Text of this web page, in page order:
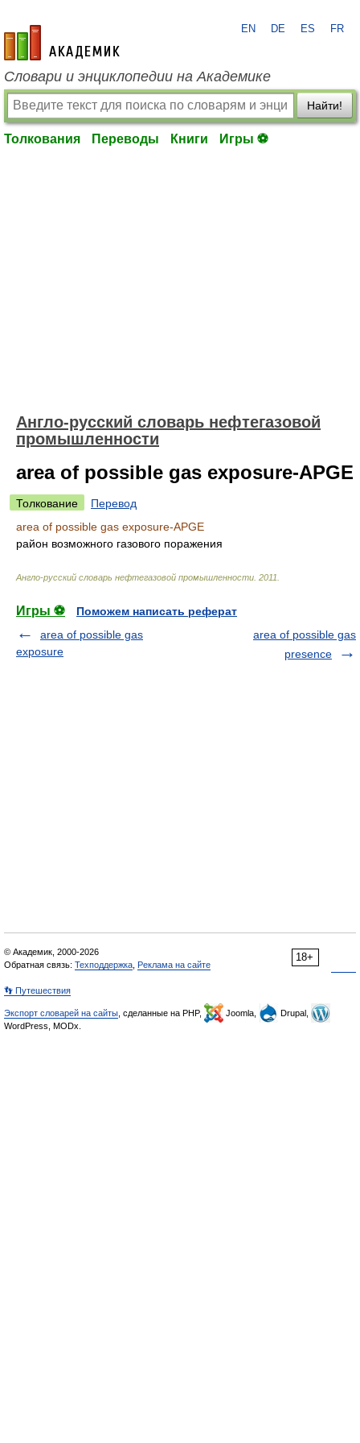
academic.ru
EN DE ES FR
Словари и энциклопедии на Академике
Найти!
Толкования Переводы Книги Игры ⚽
Англо-русский словарь нефтегазовой
промышленности
area of possible gas exposure-APGE
Толкование
Перевод
area of possible gas exposure-APGE
район возможного газового поражения
Англо-русский словарь нефтегазовой промышленности 2011
Игры ⚽
Поможем написать реферат
area of possible gas
exposure
area of possible gas
presence
18+
© Академик, 2000-2026
Обратная связь: Техподдержка Реклама на сайте
👣 Путешествия
Экспорт словарей на сайты , сделанные на PHP, Joomla,
Drupal,
WordPress, MODx.